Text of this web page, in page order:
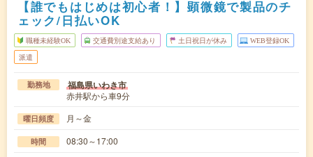
【誰でもはじめは初心者！】顕微鏡で製品のチ
ェック/日払いOK
職種未経験OK 交通費別途支給あり 土日祝日が休み WEB登録OK
派遣
勤務地 福島県いわき市
赤井駅から車9分
曜日頻度 月～金
時間 08:30～17:00